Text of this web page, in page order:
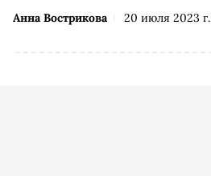
Анна Вострикова 20 июля 2023 г.